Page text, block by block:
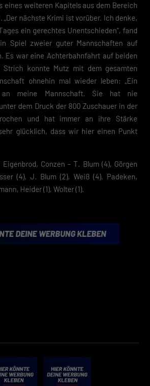
eines weiteren Kapitels aus dem Bereich
„Der nächste Krimi ist vorüber. Ich denke,
ein gerechtes Unentschieden“, fand
Spiel zweier guter Mannschaften auf
Es war eine Achterbahnfahrt auf beiden
Strich konnte Mutz mit dem gesamten
ohnehin mal wieder leben: „Ein
an meine Mannschaft. Sie hat nie
dem Druck der 800 Zuschauer in der
und hat immer an ihre Stärke
glücklich, dass wir hier einen Punkt
Eigenbrod, Conzen – T. Blum (4), Görgen
(4), J. Blum (2), Weiß (4), Padeken,
Heider (1), Wolter (1).